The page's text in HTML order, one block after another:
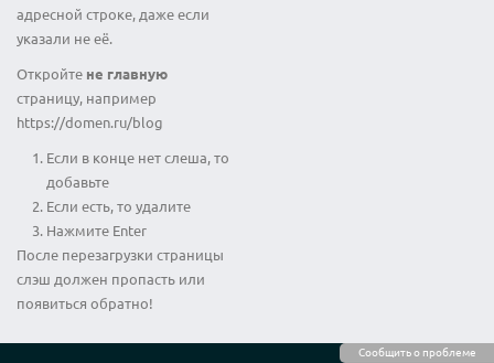
Сообщить о проблеме
адресной строке, даже если
указали не её.
Откройте не главную
страницу, например
https://domen.ru/blog
Если в конце нет слеша, то
добавьте
Если есть, то удалите
Нажмите Enter
После перезагрузки страницы
слэш должен пропасть или
появиться обратно!